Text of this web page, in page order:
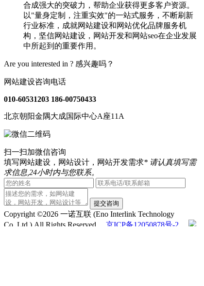
合成强大的突破力，帮助企业获得更多客户资源。
以"量身定制，注重实效"的一站式服务，不断刷新
行业标准，成就网站建设和网站优化品牌服务机
构，坚信网站建设，网站开发和网站seo在企业发展
中所起到的重要作用。
Are you interested in ? 感兴趣吗？
网站建设咨询电话
010-60531203 186-00750433
北京朝阳金隅大成国际中心A座11A
扫一扫加微信咨询
填写网站建设，网站设计，网站开发需求* 请认真填写需
求信息,24小时内与您联系。
提交咨询
Copyright ©2026 一诺互联 (Eno Interlink Technology
Co.,Ltd.) All Rights Reserved 京ICP备12050878号-2